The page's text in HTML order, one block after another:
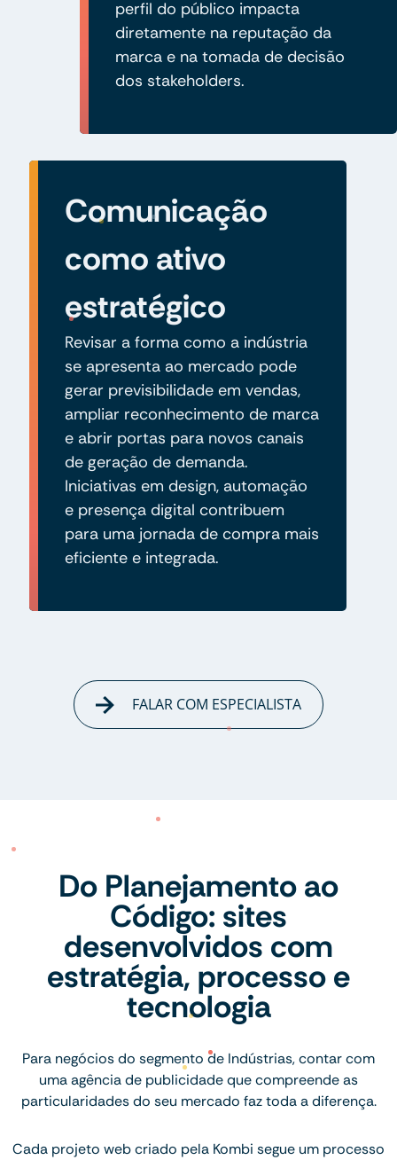
perfil do público impacta
diretamente na reputação da
marca e na tomada de decisão
dos stakeholders.
Comunicação
como ativo
estratégico
Revisar a forma como a indústria
se apresenta ao mercado pode
gerar previsibilidade em vendas,
ampliar reconhecimento de marca
e abrir portas para novos canais
de geração de demanda.
Iniciativas em design, automação
e presença digital contribuem
para uma jornada de compra mais
eficiente e integrada.
FALAR COM ESPECIALISTA
Do Planejamento ao
Código: sites
desenvolvidos com
estratégia, processo e
tecnologia
Para negócios do segmento de Indústrias, contar com
uma agência de publicidade que compreende as
particularidades do seu mercado faz toda a diferença.
Cada projeto web criado pela Kombi segue um processo